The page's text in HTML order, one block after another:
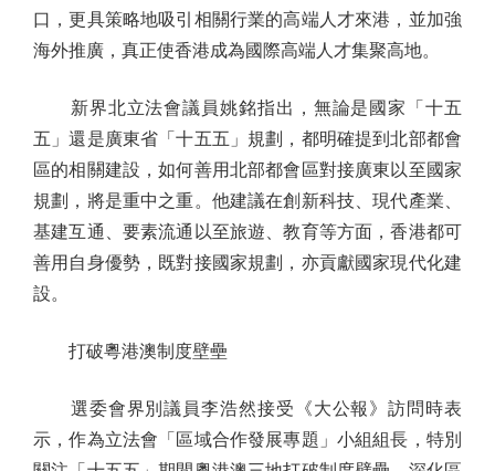
口，更具策略地吸引相關行業的高端人才來港，並加強
海外推廣，真正使香港成為國際高端人才集聚高地。
新界北立法會議員姚銘指出，無論是國家「十五
五」還是廣東省「十五五」規劃，都明確提到北部都會
區的相關建設，如何善用北部都會區對接廣東以至國家
規劃，將是重中之重。他建議在創新科技、現代產業、
基建互通、要素流通以至旅遊、教育等方面，香港都可
善用自身優勢，既對接國家規劃，亦貢獻國家現代化建
設。
打破粵港澳制度壁壘
選委會界別議員李浩然接受《大公報》訪問時表
示，作為立法會「區域合作發展專題」小組組長，特別